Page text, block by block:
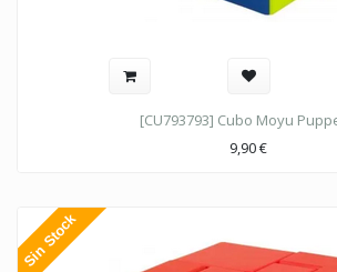
[CU793793] Cubo Moyu
9,90€
Sin Stock